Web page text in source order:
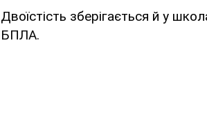
Двоїстість зберігається й у
БПЛА.